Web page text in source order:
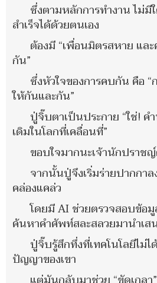
ซึ่งตามหลักการทำงาน ไม่
สำเร็จได้ด้วยตนเอง
ต้องมี “เพื่อนมิตรสหาย แล
กัน”
ซึ่งหัวใจของการคบกัน คือ “
ให้กันและกัน”
ปู่จิ๊บตาเป็นประกาย “ใช่! ค
เดิมในโลกที่เคลื่อนที่”
ขอบใจมากนะเจ้านักปราช
จากนั้นปู่จึงเริ่มร่ายปากกา
คล่องแคล่ว
โดยมี AI ช่วยตรวจสอบข้อ
ค้นหาคำศัพท์สละสลวยมานำเส
ปู่จิ๊บรู้สึกทึ่งที่เทคโนโลยีไม่
ปัญญาของเขา